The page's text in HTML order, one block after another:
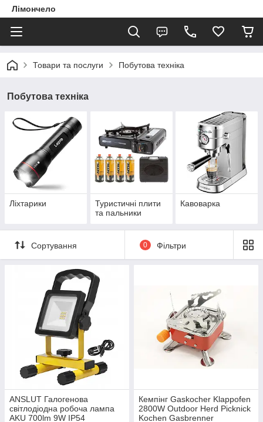
Лімончело
Товари та послуги Побутова техніка
Побутова техніка
Ліхтарики
Туристичні плити
та пальники
Кавоварка
Сортування 0 Фільтри
ANSLUT Галогенова
світлодіодна робоча лампа
AKU 700lm 9W IP54
Кемпінг Gaskocher Klappofen
2800W Outdoor Herd Picknick
Kochen Gasbrenner